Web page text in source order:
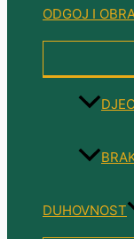
ODGOJ I
DUHOVNOST